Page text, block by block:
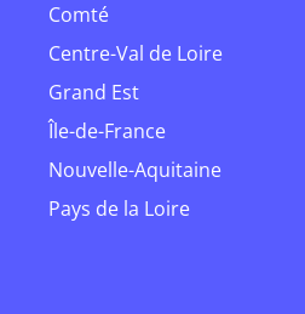
Comté
Centre-Val de Loire
Grand Est
Île-de-France
Nouvelle-Aquitaine
Pays de la Loire